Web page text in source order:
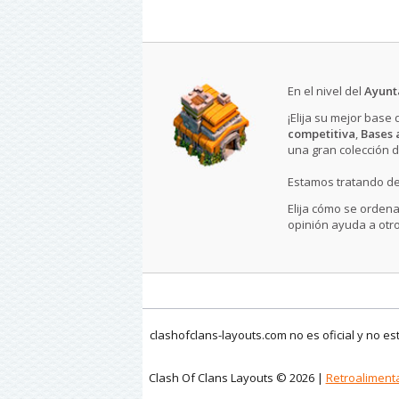
En el nivel del
¡Elija su mejor
competitiva, Bases
una gran colección
Estamos tratando
Elija cómo se
opinión ayuda a
clashofclans-layouts.com no es oficial y no
Clash Of Clans Layouts © 2026 |